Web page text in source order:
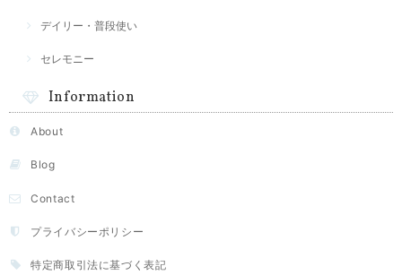
デイリー・普段使い
セレモニー
Information
About
Blog
Contact
プライバシーポリシー
特定商取引法に基づく表記